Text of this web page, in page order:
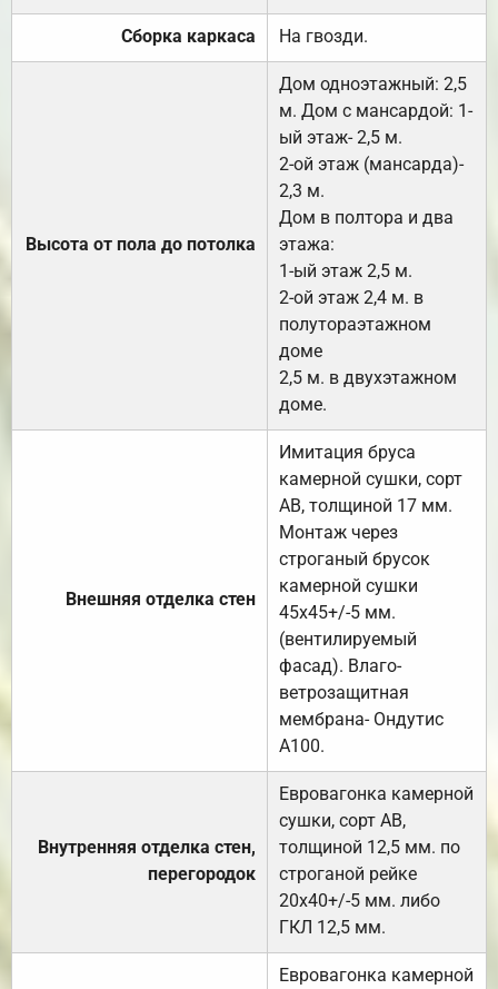
Сборка каркаса На гвозди.
Высота от пола до потолка
Дом одноэтажный: 2,5
м. Дом с мансардой: 1-
ый этаж- 2,5 м.
2-ой этаж (мансарда)-
2,3 м.
Дом в полтора и два
этажа:
1-ый этаж 2,5 м.
2-ой этаж 2,4 м. в
полутораэтажном
доме
2,5 м. в двухэтажном
доме.
Внешняя отделка стен
Имитация бруса
камерной сушки, сорт
АВ, толщиной 17 мм.
Монтаж через
строганый брусок
камерной сушки
45х45+/-5 мм.
(вентилируемый
фасад). Влаго-
ветрозащитная
мембрана- Ондутис
А100.
Внутренняя отделка стен,
перегородок
Евровагонка камерной
сушки, сорт АВ,
толщиной 12,5 мм. по
строганой рейке
20х40+/-5 мм. либо
ГКЛ 12,5 мм.
Евровагонка камерной